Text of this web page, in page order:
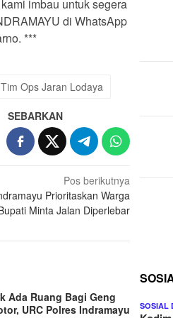
imbau untuk segera
di WhatsApp
***
Ops Jaran Lodaya
SEBARKAN
Pos berikutnya
Prioritaskan Warga
Minta Jalan Diperlebar
Ada Ruang Bagi Geng
URC Polres Indramayu
SOSIAL